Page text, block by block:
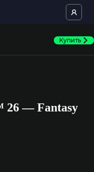
Купить
26 — Fantasy